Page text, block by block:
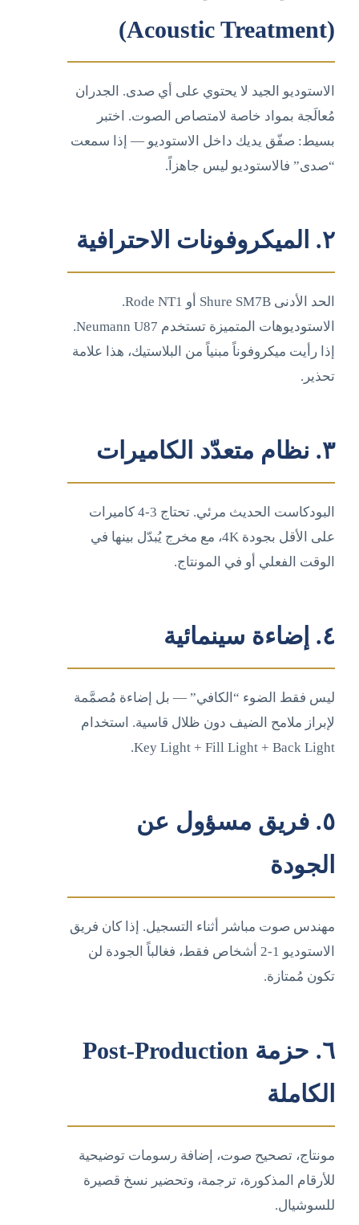
(Acoustic Treatment)
الاستوديو الجيد لا يحتوي على أي صدى. الجدران
مُعالَجة بمواد خاصة لامتصاص الصوت. اختبر
بسيط: صفّق يديك داخل الاستوديو — إذا سمعت
“صدى” فالاستوديو ليس جاهزاً.
٢. الميكروفونات الاحترافية
الحد الأدنى Shure SM7B أو Rode NT1.
الاستوديوهات المتميزة تستخدم Neumann U87.
إذا رأيت ميكروفوناً مبنياً من البلاستيك، هذا علامة
تحذير.
٣. نظام متعدّد الكاميرات
البودكاست الحديث مرئي. تحتاج 3-4 كاميرات
على الأقل بجودة 4K، مع مخرج يُبدّل بينها في
الوقت الفعلي أو في المونتاج.
٤. إضاءة سينمائية
ليس فقط الضوء “الكافي” — بل إضاءة مُصمَّمة
لإبراز ملامح الضيف دون ظلال قاسية. استخدام
Key Light + Fill Light + Back Light.
٥. فريق مسؤول عن
الجودة
مهندس صوت مباشر أثناء التسجيل. إذا كان فريق
الاستوديو 1-2 أشخاص فقط، فغالباً الجودة لن
تكون مُمتازة.
٦. حزمة Post-Production
الكاملة
مونتاج، تصحيح صوت، إضافة رسومات توضيحية
للأرقام المذكورة، ترجمة، وتحضير نسخ قصيرة
للسوشيال.